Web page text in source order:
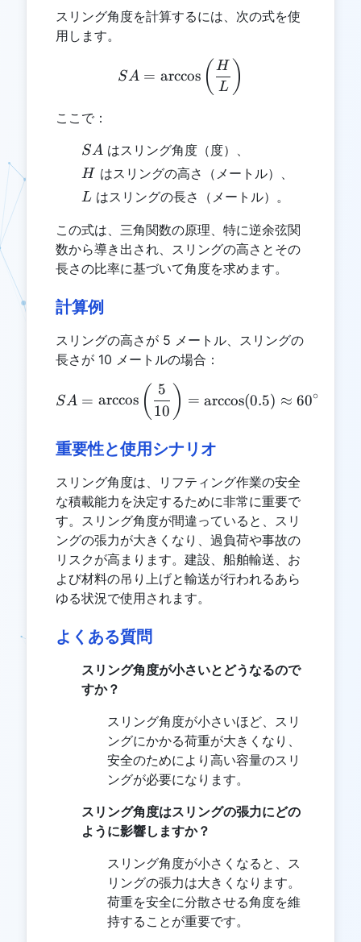
スリング角度を計算するには、次の式を使
用します。
SA =
SA = arccos ( L
H )
ここで：
SA
SA はスリング角度（度）、
H
H はスリングの高さ（メートル）、
L
L はスリングの長さ（メートル）。
この式は、三角関数の原理、特に逆余弦関
数から導き出され、スリングの高さとその
長さの比率に基づいて角度を求めます。
計算例
スリングの高さが 5 メートル、スリングの
長さが 10 メートルの場合：
SA =
SA = arccos ( 10
5 ) = arccos(0.5) ≈ 60∘
重要性と使用シナリオ
スリング角度は、リフティング作業の安全
な積載能力を決定するために非常に重要で
す。スリング角度が間違っていると、スリ
ングの張力が大きくなり、過負荷や事故の
リスクが高まります。建設、船舶輸送、お
よび材料の吊り上げと輸送が行われるあら
ゆる状況で使用されます。
よくある質問
スリング角度が小さいとどうなるので
すか？
スリング角度が小さいほど、スリ
ングにかかる荷重が大きくなり、
安全のためにより高い容量のスリ
ングが必要になります。
スリング角度はスリングの張力にどの
ように影響しますか？
スリング角度が小さくなると、ス
リングの張力は大きくなります。
荷重を安全に分散させる角度を維
持することが重要です。